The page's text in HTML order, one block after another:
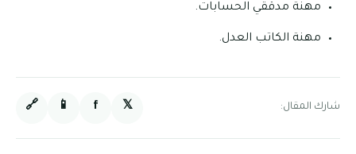
مهنة مدققي الحسابات.
مهنة الكاتب العدل.
شارك المقال: 𝕏
f
📱
🔗